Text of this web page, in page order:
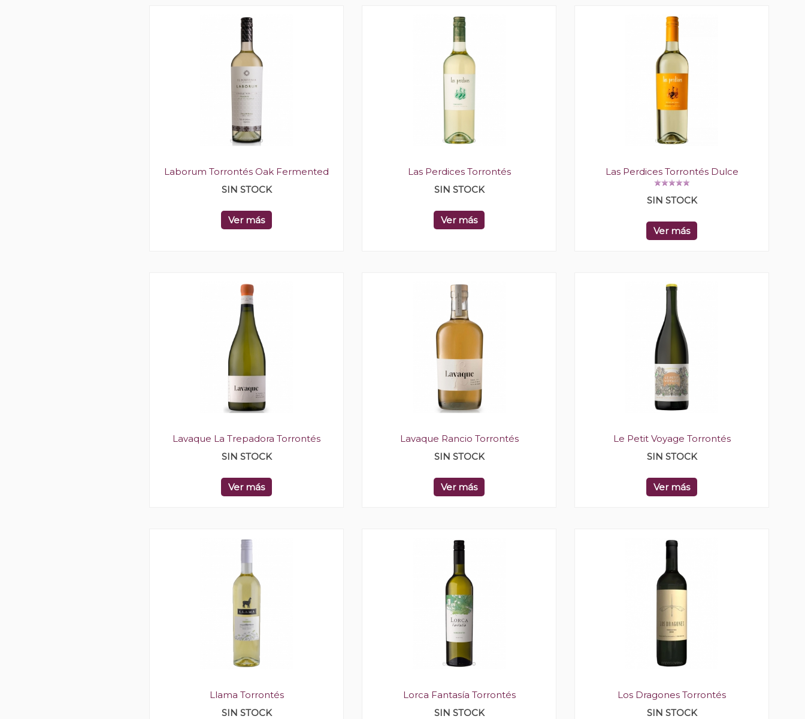
Laborum Torrontés Oak Fermented
SIN STOCK
Ver más
Las Perdices Torrontés
SIN STOCK
Ver más
Las Perdices Torrontés Dulce
SIN STOCK
Ver más
Lavaque La Trepadora Torrontés
SIN STOCK
Ver más
Lavaque Rancio Torrontés
SIN STOCK
Ver más
Le Petit Voyage Torrontés
SIN STOCK
Ver más
Llama Torrontés
SIN STOCK
Lorca Fantasía Torrontés
SIN STOCK
Los Dragones Torrontés
SIN STOCK